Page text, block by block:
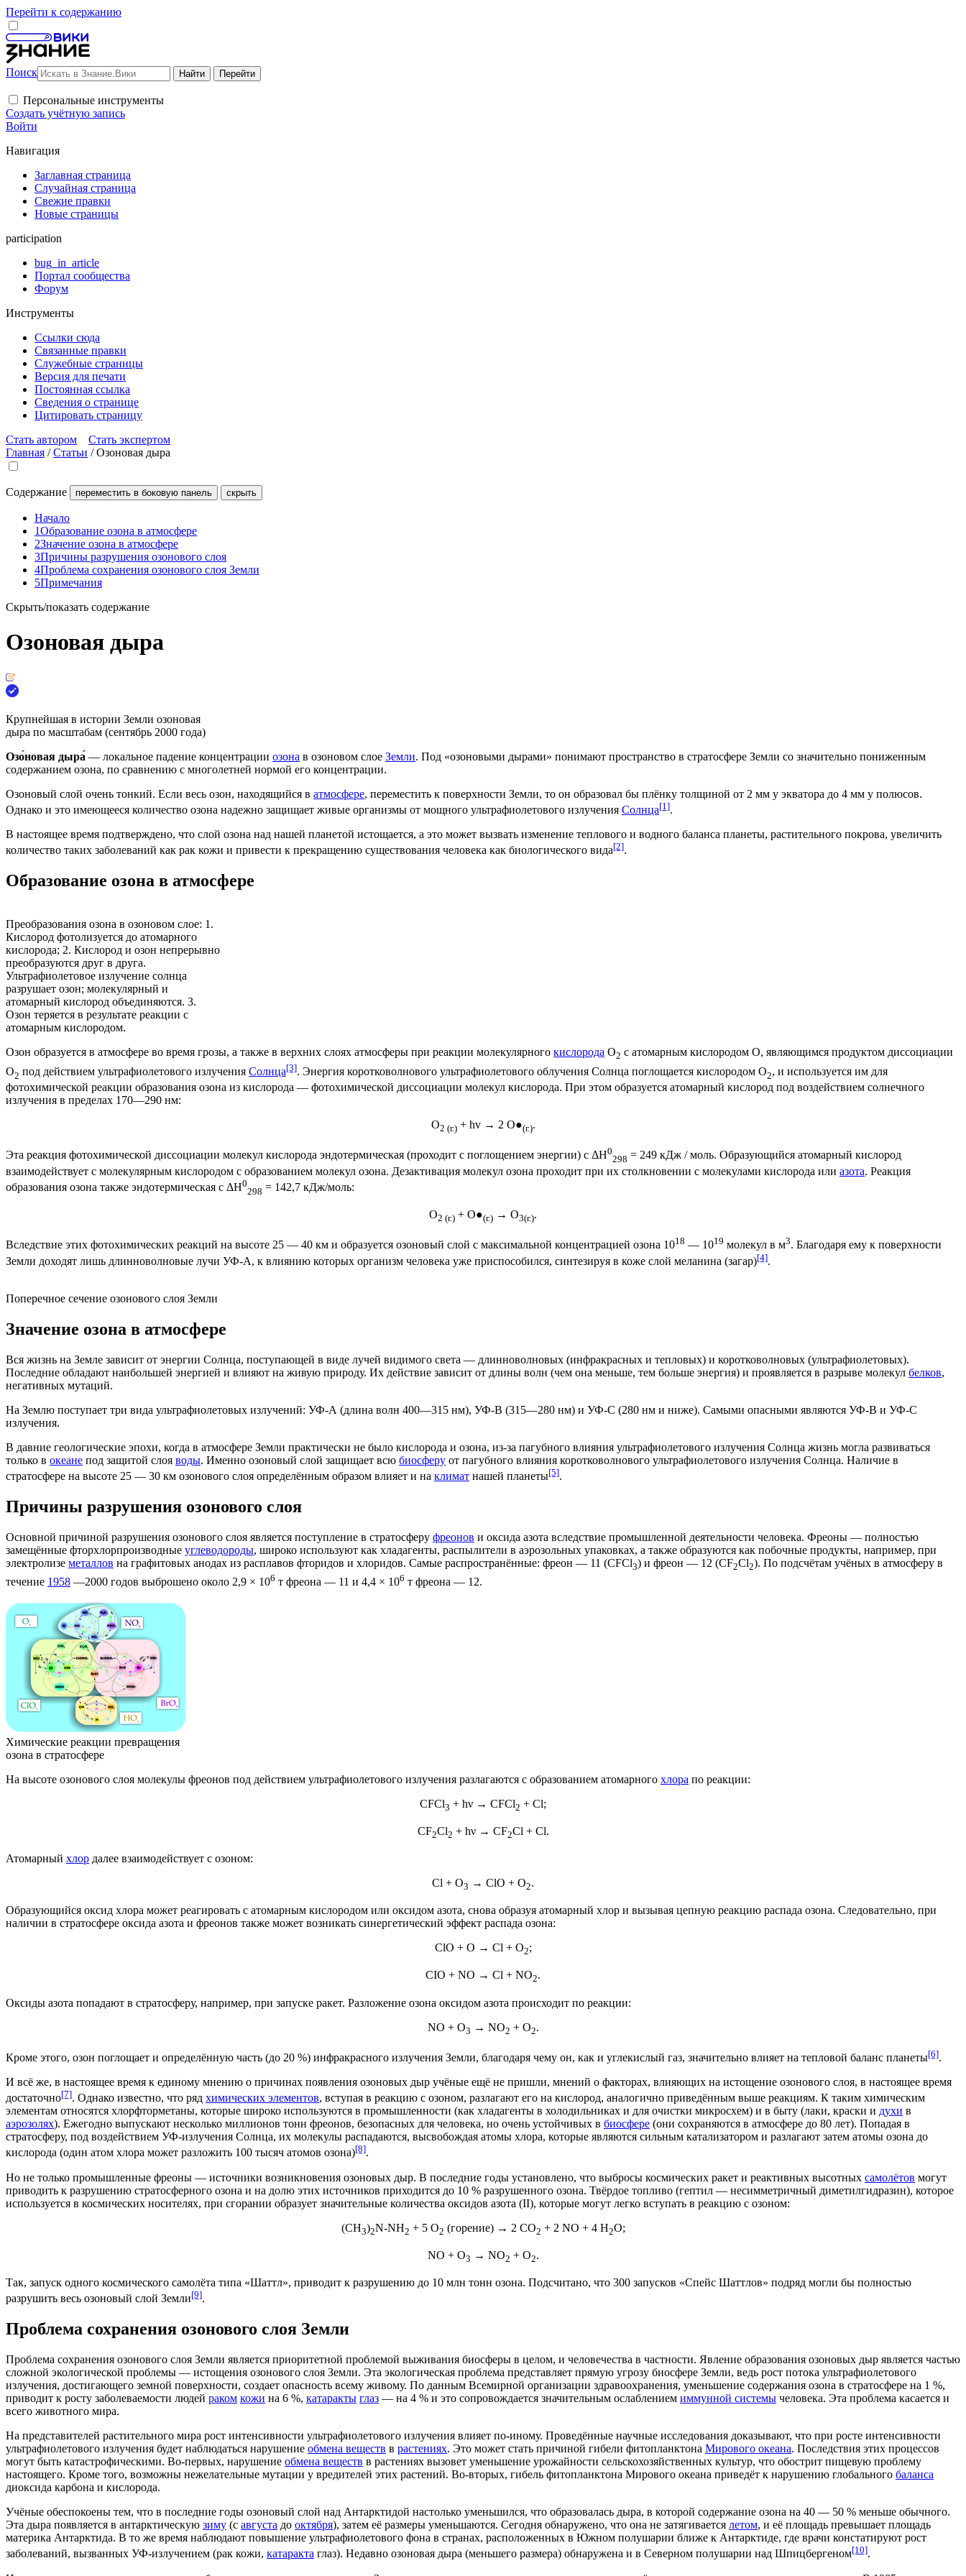
Перейти к содержанию
Поиск
Персональные инструменты
Создать учётную запись
Войти
Навигация
Заглавная страница
Случайная страница
Свежие правки
Новые страницы
participation
bug_in_article
Портал сообщества
Форум
Инструменты
Ссылки сюда
Связанные правки
Служебные страницы
Версия для печати
Постоянная ссылка
Сведения о странице
Цитировать страницу
Стать автором
Стать экспертом
Главная /Статьи /Озоновая дыра
Содержание переместить в боковую панель скрыть
Начало
1Образование озона в атмосфере
2Значение озона в атмосфере
3Причины разрушения озонового слоя
4Проблема сохранения озонового слоя Земли
5Примечания
Скрыть/показать содержание
Озоновая дыра
Крупнейшая в истории Земли озоновая
дыра по масштабам (сентябрь 2000 года)
Озо́новая дыра́ — локальное падение концентрации озона в озоновом слое Земли. Под «озоновыми дырами» понимают пространство в стратосфере Земли со значительно пониженным
содержанием озона, по сравнению с многолетней нормой его концентрации.
Озоновый слой очень тонкий. Если весь озон, находящийся в атмосфере, переместить к поверхности Земли, то он образовал бы плёнку толщиной от 2 мм у экватора до 4 мм у полюсов.
Однако и это имеющееся количество озона надежно защищает живые организмы от мощного ультрафиолетового излучения Солнца[1].
В настоящее время подтверждено, что слой озона над нашей планетой истощается, а это может вызвать изменение теплового и водного баланса планеты, растительного покрова, увеличить
количество таких заболеваний как рак кожи и привести к прекращению существования человека как биологического вида[2].
Образование озона в атмосфере
Преобразования озона в озоновом слое: 1.
Кислород фотолизуется до атомарного
кислорода; 2. Кислород и озон непрерывно
преобразуются друг в друга.
Ультрафиолетовое излучение солнца
разрушает озон; молекулярный и
атомарный кислород объединяются. 3.
Озон теряется в результате реакции с
атомарным кислородом.
Озон образуется в атмосфере во время грозы, а также в верхних слоях атмосферы при реакции молекулярного кислорода О2 с атомарным кислородом О, являющимся продуктом диссоциации
О2 под действием ультрафиолетового излучения Солнца[3]. Энергия коротковолнового ультрафиолетового облучения Солнца поглощается кислородом О2, и используется им для
фотохимической реакции образования озона из кислорода — фотохимической диссоциации молекул кислорода. При этом образуется атомарный кислород под воздействием солнечного
излучения в пределах 170—290 нм:
О2 (г.)+ hv → 2 O●(г.).
Эта реакция фотохимической диссоциации молекул кислорода эндотермическая (проходит с поглощением энергии) с ΔН0
298 = 249 кДж / моль. Образующийся атомарный кислород
взаимодействует с молекулярным кислородом с образованием молекул озона. Дезактивация молекул озона проходит при их столкновении с молекулами кислорода или азота. Реакция
образования озона также эндотермическая с ΔН0
298 = 142,7 кДж/моль:
О2 (г.) + О●(г.) → O3(г.).
Вследствие этих фотохимических реакций на высоте 25 — 40 км и образуется озоновый слой с максимальной концентрацией озона 1018 — 1019 молекул в м3. Благодаря ему к поверхности
Земли доходят лишь длинноволновые лучи УФ-А, к влиянию которых организм человека уже приспособился, синтезируя в коже слой меланина (загар)[4].
Поперечное сечение озонового слоя Земли
Значение озона в атмосфере
Вся жизнь на Земле зависит от энергии Солнца, поступающей в виде лучей видимого света — длинноволновых (инфракрасных и тепловых) и коротковолновых (ультрафиолетовых).
Последние обладают наибольшей энергией и влияют на живую природу. Их действие зависит от длины волн (чем она меньше, тем больше энергия) и проявляется в разрыве молекул белков,
негативных мутаций.
На Землю поступает три вида ультрафиолетовых излучений: УФ-А (длина волн 400—315 нм), УФ-В (315—280 нм) и УФ-С (280 нм и ниже). Самыми опасными являются УФ-В и УФ-С
излучения.
В давние геологические эпохи, когда в атмосфере Земли практически не было кислорода и озона, из-за пагубного влияния ультрафиолетового излучения Солнца жизнь могла развиваться
только в океане под защитой слоя воды. Именно озоновый слой защищает всю биосферу от пагубного влияния коротковолнового ультрафиолетового излучения Солнца. Наличие в
стратосфере на высоте 25 — 30 км озонового слоя определённым образом влияет и на климат нашей планеты[5].
Причины разрушения озонового слоя
Основной причиной разрушения озонового слоя является поступление в стратосферу фреонов и оксида азота вследствие промышленной деятельности человека. Фреоны — полностью
замещённые фторхлорпроизводные углеводороды, широко используют как хладагенты, распылители в аэрозольных упаковках, а также образуются как побочные продукты, например, при
электролизе металлов на графитовых анодах из расплавов фторидов и хлоридов. Самые распространённые: фреон — 11 (CFCl3) и фреон — 12 (CF2Cl2). По подсчётам учёных в атмосферу в
течение 1958 —2000 годов выброшено около 2,9 × 106 т фреона — 11 и 4,4 × 106 т фреона — 12.
Химические реакции превращения
озона в стратосфере
На высоте озонового слоя молекулы фреонов под действием ультрафиолетового излучения разлагаются с образованием атомарного хлора по реакции:
CFCl3 + hν → CFCl2 + Cl;
CF2Cl2 + hν → CF2Cl + Cl.
Атомарный хлор далее взаимодействует с озоном:
Cl + O3 → ClO + O2.
Образующийся оксид хлора может реагировать с атомарным кислородом или оксидом азота, снова образуя атомарный хлор и вызывая цепную реакцию распада озона. Следовательно, при
наличии в стратосфере оксида азота и фреонов также может возникать синергетический эффект распада озона:
ClO + O → Cl + O2;
CIO + NO → Cl + NO2.
Оксиды азота попадают в стратосферу, например, при запуске ракет. Разложение озона оксидом азота происходит по реакции:
NO + O3 → NO2 + O2.
Кроме этого, озон поглощает и определённую часть (до 20 %) инфракрасного излучения Земли, благодаря чему он, как и углекислый газ, значительно влияет на тепловой баланс планеты[6].
И всё же, в настоящее время к единому мнению о причинах появления озоновых дыр учёные ещё не пришли, мнений о факторах, влияющих на истощение озонового слоя, в настоящее время
достаточно[7]. Однако известно, что ряд химических элементов, вступая в реакцию с озоном, разлагают его на кислород, аналогично приведённым выше реакциям. К таким химическим
элементам относятся хлорфторметаны, которые широко используются в промышленности (как хладагенты в холодильниках и для очистки микросхем) и в быту (лаки, краски и духи в
аэрозолях). Ежегодно выпускают несколько миллионов тонн фреонов, безопасных для человека, но очень устойчивых в биосфере (они сохраняются в атмосфере до 80 лет). Попадая в
стратосферу, под воздействием УФ-излучения Солнца, их молекулы распадаются, высвобождая атомы хлора, которые являются сильным катализатором и разлагают затем атомы озона до
кислорода (один атом хлора может разложить 100 тысяч атомов озона)[8].
Но не только промышленные фреоны — источники возникновения озоновых дыр. В последние годы установлено, что выбросы космических ракет и реактивных высотных самолётов могут
приводить к разрушению стратосферного озона и на долю этих источников приходится до 10 % разрушенного озона. Твёрдое топливо (гептил — несимметричный диметилгидразин), которое
используется в космических носителях, при сгорании образует значительные количества оксидов азота (II), которые могут легко вступать в реакцию с озоном:
(CH3)2N-NH2 + 5 O2 (горение) → 2 CO2 + 2 NO + 4 H2O;
NO + O3 → NO2 + O2.
Так, запуск одного космического самолёта типа «Шаттл», приводит к разрушению до 10 млн тонн озона. Подсчитано, что 300 запусков «Спейс Шаттлов» подряд могли бы полностью
разрушить весь озоновый слой Земли[9].
Проблема сохранения озонового слоя Земли
Проблема сохранения озонового слоя Земли является приоритетной проблемой выживания биосферы в целом, и человечества в частности. Явление образования озоновых дыр является частью
сложной экологической проблемы — истощения озонового слоя Земли. Эта экологическая проблема представляет прямую угрозу биосфере Земли, ведь рост потока ультрафиолетового
излучения, достигающего земной поверхности, создает опасность всему живому. По данным Всемирной организации здравоохранения, уменьшение содержания озона в стратосфере на 1 %,
приводит к росту заболеваемости людей раком кожи на 6 %, катаракты глаз — на 4 % и это сопровождается значительным ослаблением иммунной системы человека. Эта проблема касается и
всего животного мира.
На представителей растительного мира рост интенсивности ультрафиолетового излучения влияет по-иному. Проведённые научные исследования доказывают, что при росте интенсивности
ультрафиолетового излучения будет наблюдаться нарушение обмена веществ в растениях. Это может стать причиной гибели фитопланктона Мирового океана. Последствия этих процессов
могут быть катастрофическими. Во-первых, нарушение обмена веществ в растениях вызовет уменьшение урожайности сельскохозяйственных культур, что обострит пищевую проблему
настоящего. Кроме того, возможны нежелательные мутации у вредителей этих растений. Во-вторых, гибель фитопланктона Мирового океана приведёт к нарушению глобального баланса
диоксида карбона и кислорода.
Учёные обеспокоены тем, что в последние годы озоновый слой над Антарктидой настолько уменьшился, что образовалась дыра, в которой содержание озона на 40 — 50 % меньше обычного.
Эта дыра появляется в антарктическую зиму (с августа до октября), затем её размеры уменьшаются. Сегодня обнаружено, что она не затягивается летом, и её площадь превышает площадь
материка Антарктида. В то же время наблюдают повышение ультрафиолетового фона в странах, расположенных в Южном полушарии ближе к Антарктиде, где врачи констатируют рост
заболеваний, вызванных УФ-излучением (рак кожи, катаракта глаз). Недавно озоновая дыра (меньшего размера) обнаружена и в Северном полушарии над Шпицбергеном[10].